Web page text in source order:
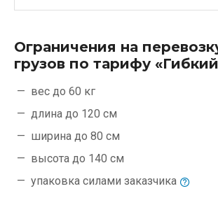
Ограничения на
грузов по тарифу
вес до 60 кг
длина до 120 см
ширина до 80 см
высота до 140 см
упаковка силами заказчика